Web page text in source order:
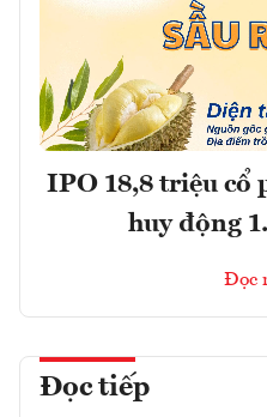
IPO 18,8 triệu cổ
huy động
Đọc
Đọc tiếp